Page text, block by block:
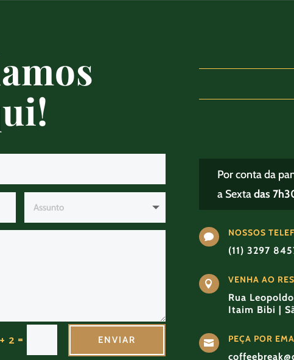
2 = ENVIAR
Por conta da
a Sextadas
 NOSSOS
(11) 3297
 VENHA AO
Rua
Itaim Bibi |
 PEÇA POR